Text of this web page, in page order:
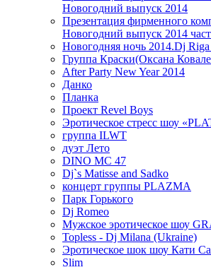
Новогодний выпуск 2014
Презентация фирменного
Новогодний выпуск 2014
Новогодняя ночь 2014.Dj
Группа Краски(Оксана
After Party New Year 2014
Данко
Планка
Проект Revel Boys
Эротическое стресс шоу
группа ILWT
дуэт Лето
DINO MC 47
Dj`s Matisse and Sadko
концерт группы PLAZMA
Парк Горького
Dj Romeo
Мужское эротическое шоу
Topless - Dj Milana (Ukraine)
Эротическое шок шоу Кати
Slim